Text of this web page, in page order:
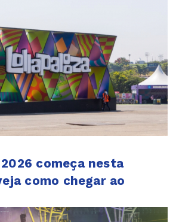
começa nesta
como chegar ao